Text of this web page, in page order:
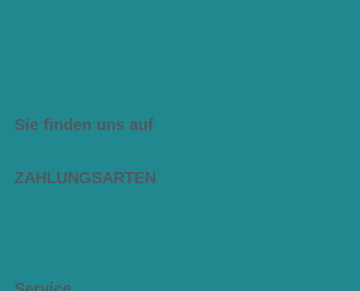
Sie finden uns auf
ZAHLUNGSARTEN